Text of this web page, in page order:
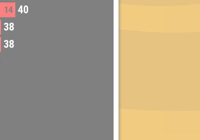
14 40
38
38